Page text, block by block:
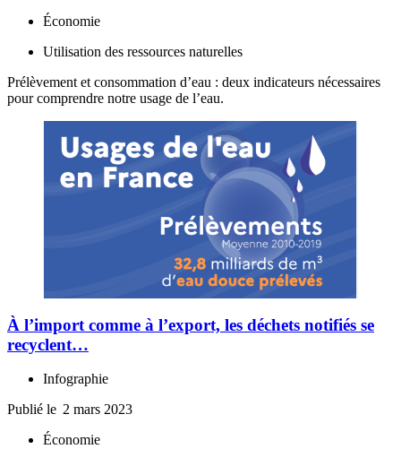
Économie
Utilisation des ressources naturelles
Prélèvement et consommation d’eau : deux indicateurs nécessaires
pour comprendre notre usage de l’eau.
À l’import comme à l’export, les déchets notifiés se
recyclent…
Infographie
Publié le 2 mars 2023
Économie